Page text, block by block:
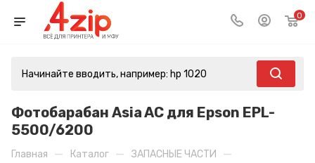
0
Фотобарабан Asia AC для Epson EPL-
5500/6200
Главная — Каталог — ЗАПАСНЫЕ ЧАСТИ —